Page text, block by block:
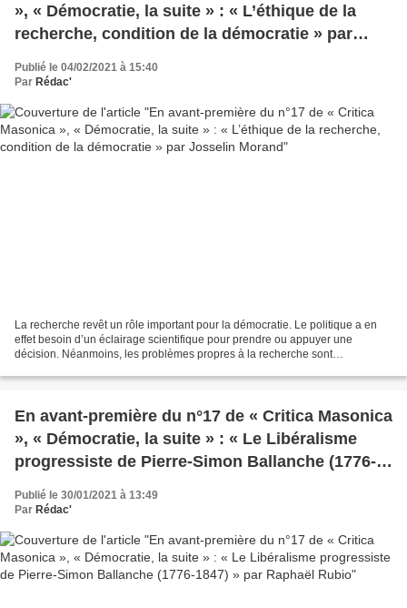
», « Démocratie, la suite » : « L’éthique de la
recherche, condition de la démocratie » par
Publié le 04/02/2021 à 15:40
Par Rédac'
La recherche revêt un rôle important pour la démocratie. Le politique a en
effet besoin d’un éclairage scientifique pour prendre ou appuyer une
décision. Néanmoins, les problèmes propres à la recherche sont
En avant-première du n°17 de « Critica Masonica
», « Démocratie, la suite » : « Le Libéralisme
progressiste de Pierre-Simon Ballanche (1776-
1847) » par Raphaël Rubio
Publié le 30/01/2021 à 13:49
Par Rédac'